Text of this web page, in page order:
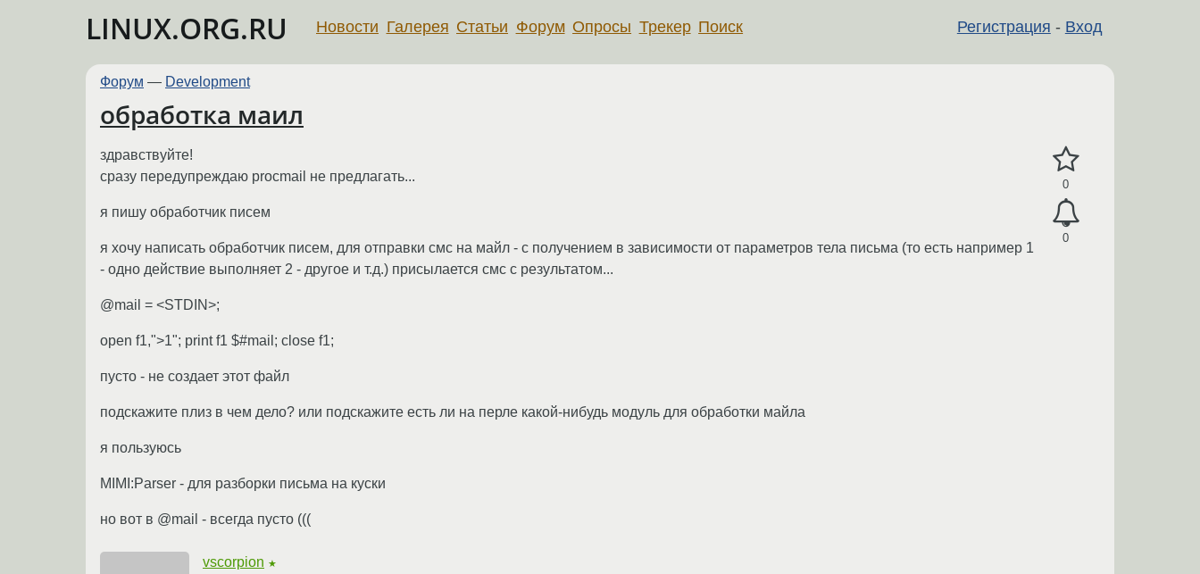
LINUX.ORG.RU Регистрация - Вход
Новости Галерея Статьи Форум Опросы Трекер Поиск
Форум — Development
обработка маил
0
0
здравствуйте!
сразу передупреждаю procmail не предлагать...
я пишу обработчик писем
я хочу написать обработчик писем, для отправки смс на майл - с получением в зависимости от параметров тела письма (то есть например 1
- одно действие выполняет 2 - другое и т.д.) присылается смс с результатом...
@mail = <STDIN>;
open f1,">1"; print f1 $#mail; close f1;
пусто - не создает этот файл
подскажите плиз в чем дело? или подскажите есть ли на перле какой-нибудь модуль для обработки майла
я пользуюсь
MIMI:Parser - для разборки письма на куски
но вот в @mail - всегда пусто (((
vscorpion ★